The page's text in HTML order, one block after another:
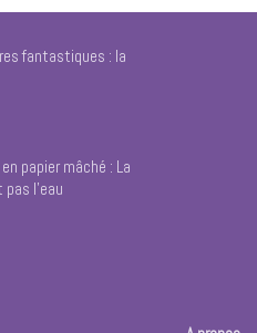
fantastiques : la
papier mâché : La
l’eau